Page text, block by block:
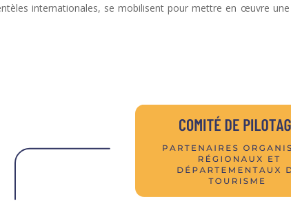
internationales, se mobilisent pour mettre en œuvre une